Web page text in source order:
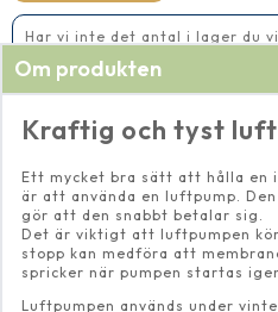
Har vi inte det antal i lager du
Om produkten
Kraftig och tyst
Ett mycket bra sätt att hålla en
är att använda en luftpump.
gör att den snabbt betalar sig.
Det är viktigt att luftpumpen
stopp kan medföra att
spricker när pumpen startas
Luftpumpen används under